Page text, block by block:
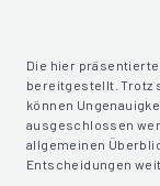
Die hier
bereitgestellt. Trotz
können
ausgeschlossen
allgemeinen
Entscheidungen